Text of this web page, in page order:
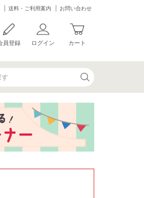
送料・ご利用案内 お問い合わせ
員登録 ログイン カート